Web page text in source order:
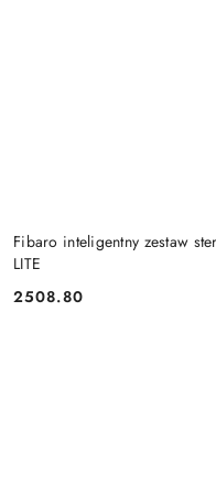
Fibaro inteligentny zestaw
LITE
Cena:
2508.80